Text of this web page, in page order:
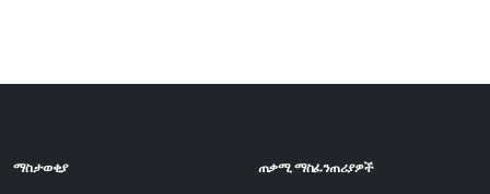
ማስታወቂያ ጠቃሚ ማስፈንጠሪያዎች